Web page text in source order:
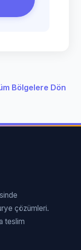
Bölgelere Dön
çözümleri.
teslim